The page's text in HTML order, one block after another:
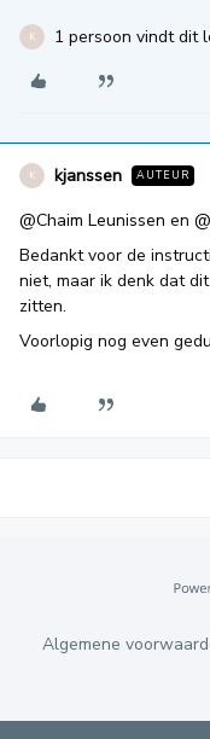
K 1 persoon vindt dit
K kjanssen AUTEUR
@Chaim Leunissen en
Bedankt voor de
niet, maar ik denk dat
zitten.
Voorlopig nog even
Algemene